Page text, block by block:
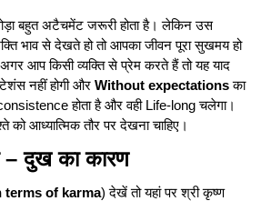
बहुत अटैचमेंट जरूरी होता है। लेकिन उस
भाव से देखते हो तो आपका जीवन पूरा सुखमय हो
अगर आप किसी व्यक्ति से प्रेम करते हैं तो यह याद
नहीं होगी और Without expectationsका
होता है और वही Life-long चलेगा।
को आध्यात्मिक तौर पर देखना चाहिए।
– दुख का कारण
terms of karma) देखें तो यहां पर श्री कृष्ण